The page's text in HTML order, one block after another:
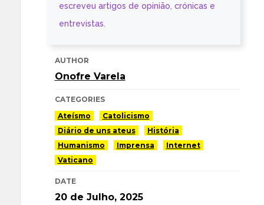
escreveu artigos de opinião, crónicas e
entrevistas.
AUTHOR
Onofre Varela
CATEGORIES
Ateísmo
Catolicismo
Diário de uns ateus
História
Humanismo
Imprensa
Internet
Vaticano
DATE
20 de Julho, 2025